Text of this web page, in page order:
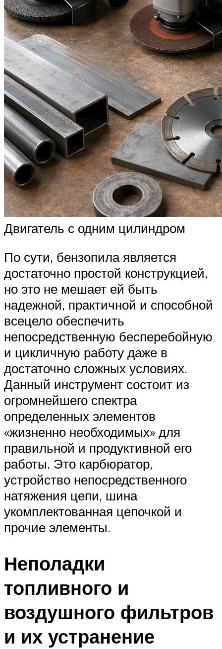
Двигатель с одним цилиндром
По сути, бензопила является
достаточно простой конструкцией,
но это не мешает ей быть
надежной, практичной и способной
всецело обеспечить
непосредственную бесперебойную
и цикличную работу даже в
достаточно сложных условиях.
Данный инструмент состоит из
огромнейшего спектра
определенных элементов
«жизненно необходимых» для
правильной и продуктивной его
работы. Это карбюратор,
устройство непосредственного
натяжения цепи, шина
укомплектованная цепочкой и
прочие элементы.
Неполадки
топливного и
воздушного фильтров
и их устранение